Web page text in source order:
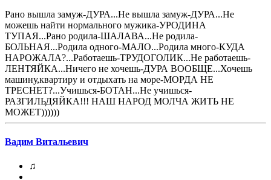
Рано вышла замуж-ДУРА...Не вышла замуж-ДУРА...Не
можешь найти нормального мужика-УРОДИНА
ТУПАЯ...Рано родила-ШАЛАВА...Не родила-
БОЛЬНАЯ...Родила одного-МАЛО...Родила много-КУДА
НАРОЖАЛА?...Работаешь-ТРУДОГОЛИК...Не работаешь-
ЛЕНТЯЙКА...Ничего не хочешь-ДУРА ВООБЩЕ...Хочешь
машину,квартиру и отдыхать на море-МОРДА НЕ
ТРЕСНЕТ?...Учишься-БОТАН...Не учишься-
РАЗГИЛЬДЯЙКА!!! НАШ НАРОД МОЛЧА ЖИТЬ НЕ
МОЖЕТ))))))
Вадим Витальевич
♫